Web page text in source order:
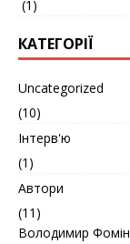
(1)
КАТЕГОРІЇ
Uncategorized
(10)
Інтерв'ю
(1)
Автори
(11)
Володимир Фомін